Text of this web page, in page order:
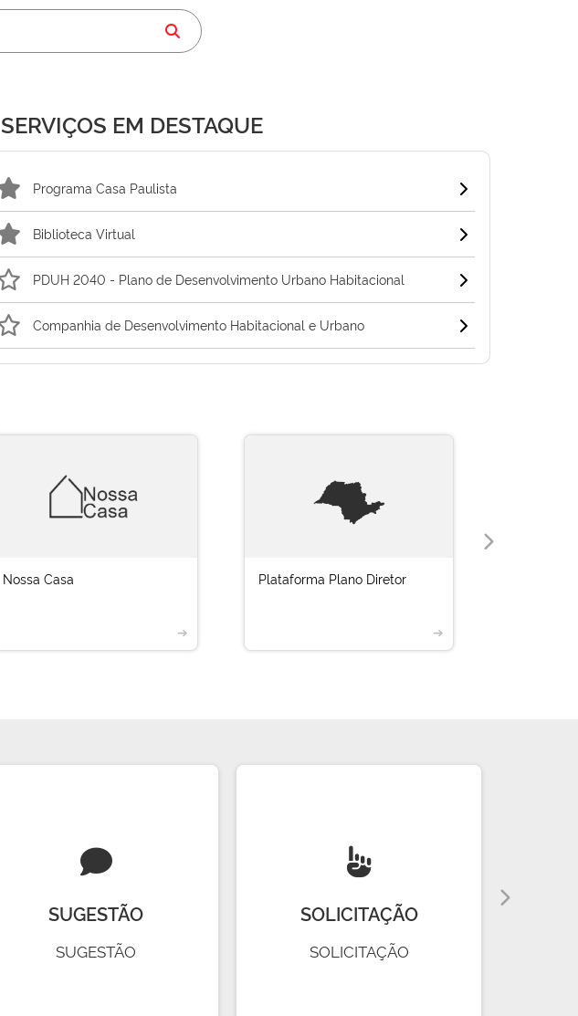
SERVIÇOS EM DESTAQUE
Programa Casa Paulista
Biblioteca Virtual
PDUH 2040 - Plano de Desenvolvimento Urbano Habitacional
Companhia de Desenvolvimento Habitacional e Urbano
Nossa Casa
➔
Plataforma Plano Diretor
➔
SUGESTÃO
SUGESTÃO
SOLICITAÇÃO
SOLICITAÇÃO